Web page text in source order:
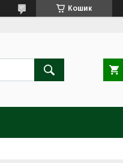
Кошик